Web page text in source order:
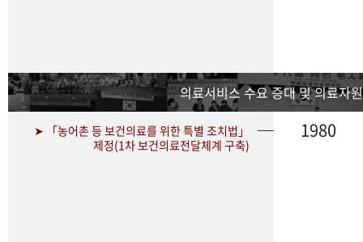
의료서비스 수요 증대 및 의료자
➤ 「농어촌 등 보건의료를 위한 특별 조치법」
제정(1차 보건의료전달체계 구축)
1980